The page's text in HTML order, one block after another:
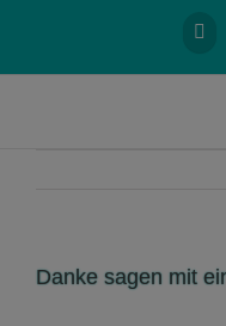
Danke sagen mit